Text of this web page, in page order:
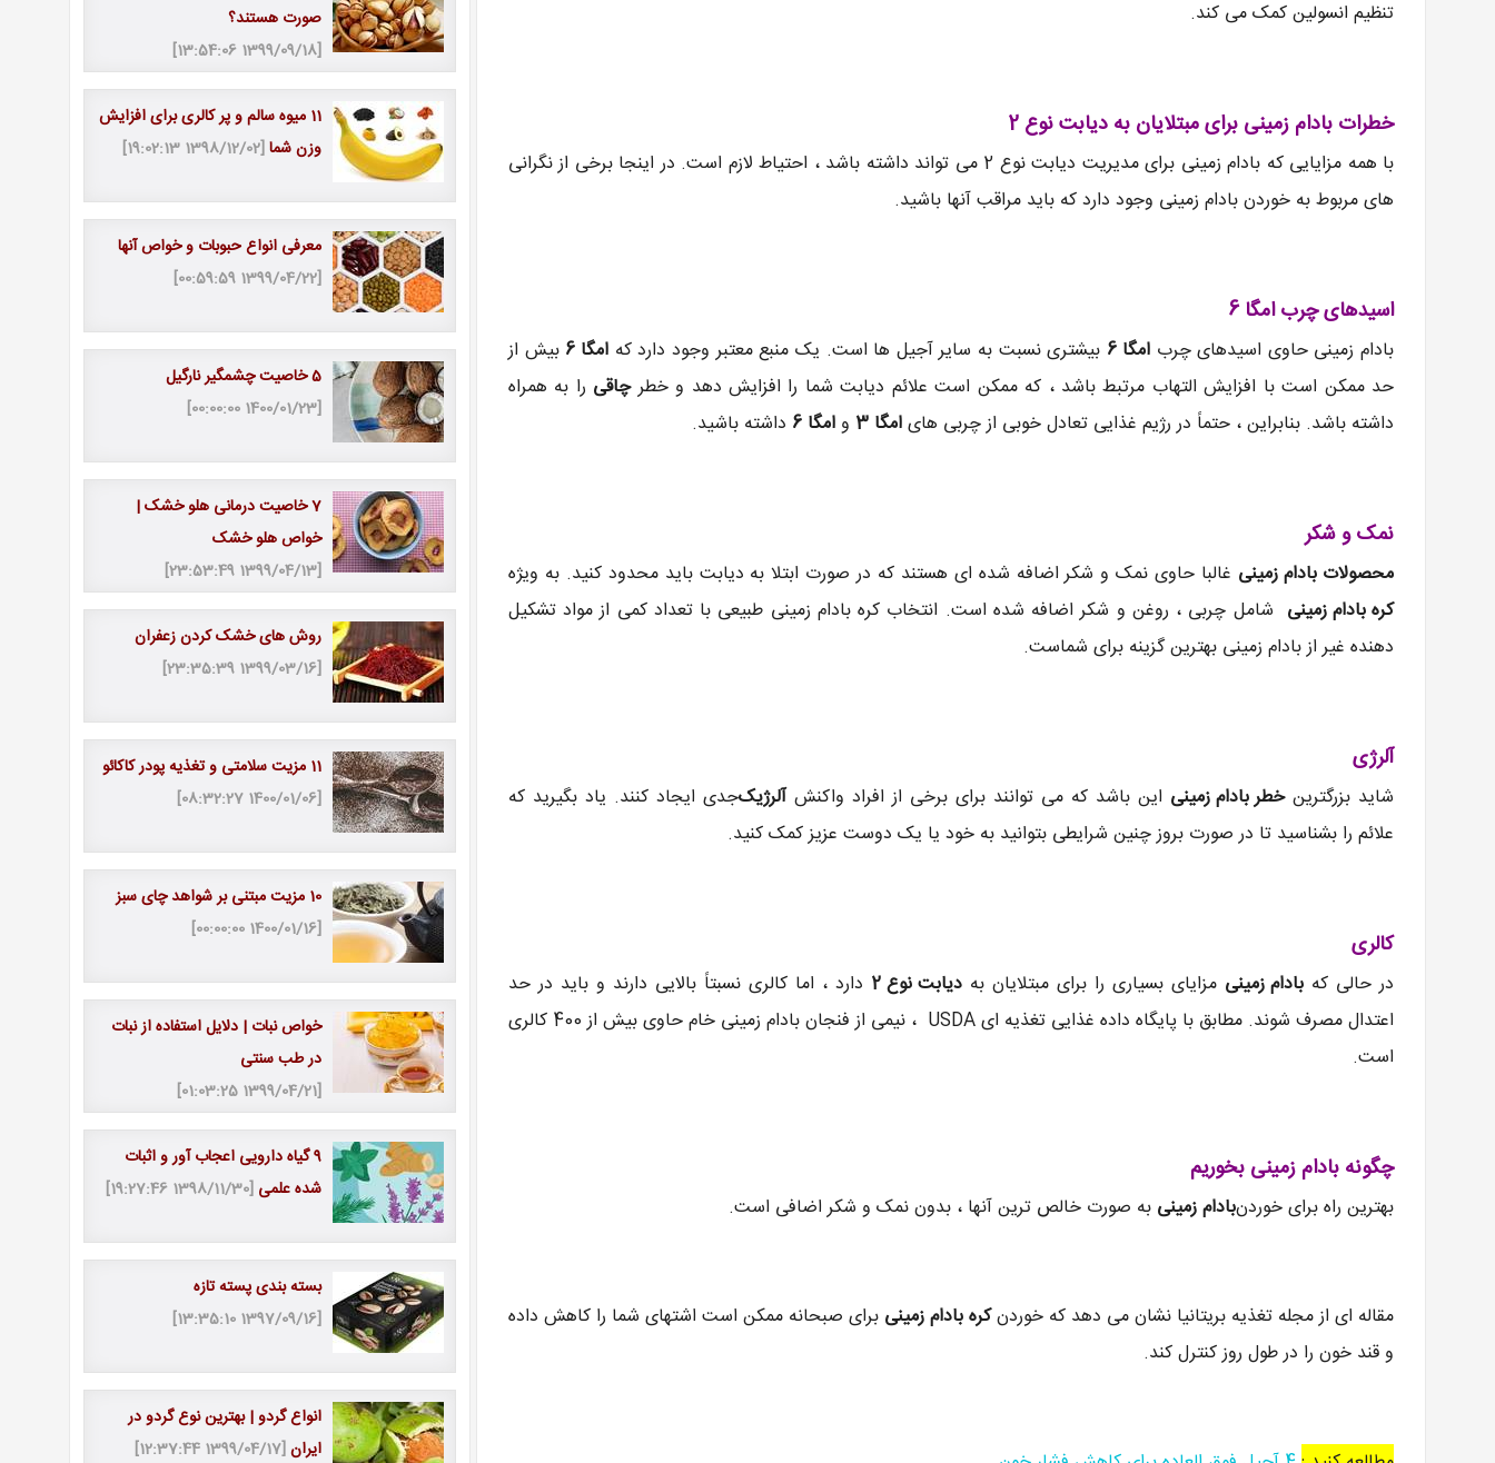
تنظیم انسولین کمک می کند.
خطرات بادام زمینی برای مبتلایان به دیابت نوع 2
با همه مزایایی که بادام زمینی برای مدیریت دیابت نوع 2 می تواند داشته باشد ، احتیاط لازم است. در اینجا برخی از نگرانی
های مربوط به خوردن بادام زمینی وجود دارد که باید مراقب آنها باشید.
اسیدهای چرب امگا 6
بادام زمینی حاوی اسیدهای چربامگا 6 بیشتری نسبت به سایر آجیل ها است. یک منبع معتبر وجود دارد که امگا 6
بیش از
حد ممکن است با افزایش التهاب مرتبط باشد ، که ممکن است علائم دیابت شما را افزایش دهد و خطرچاقی را به همراه
داشته باشد. بنابراین ، حتماً در رژیم غذایی تعادل خوبی از چربی هایامگا 3 وامگا 6 داشته باشید.
نمک و شکر
محصولات بادام زمینی غالبا حاوی نمک و شکر اضافه شده ای هستند که در صورت ابتلا به دیابت باید محدود کنید. به ویژه
کره بادام زمینی شامل چربی ، روغن و شکر اضافه شده است. انتخاب کره بادام زمینی طبیعی با تعداد کمی از مواد تشکیل
دهنده غیر از بادام زمینی بهترین گزینه برای شماست.
آلرژی
شاید بزرگترینخطر بادام زمینی این باشد که می توانند برای برخی از افراد واکنشآلرژیکجدی ایجاد کنند. یاد بگیرید که
علائم را بشناسید تا در صورت بروز چنین شرایطی بتوانید به خود یا یک دوست عزیز کمک کنید.
کالری
در حالی که بادام زمینی مزایای بسیاری را برای مبتلایان به دیابت نوع 2
دارد ، اما کالری نسبتاً بالایی دارند و باید در حد
اعتدال مصرف شوند. مطابق با پایگاه داده غذایی تغذیه ای USDA ، نیمی از فنجان بادام زمینی خام حاوی بیش از 400 کالری
است.
چگونه بادام زمینی بخوریم
بهترین راه برای خوردنبادام زمینی به صورت خالص ترین آنها ، بدون نمک و شکر اضافی است.
مقاله ای از مجله تغذیه بریتانیا نشان می دهد که خوردنکره بادام زمینی برای صبحانه ممکن است اشتهای شما را کاهش داده
و قند خون را در طول روز کنترل کند.
صورت هستند؟
[1399/09/18 13:54:06]
11 میوه سالم و پر کالری برای افزایش
وزن شما[1398/12/02 19:02:13]
معرفی انواع حبوبات و خواص آنها
[1399/04/22 00:59:59]
5 خاصیت چشمگیر نارگیل
[1400/01/23 00:00:00]
7 خاصیت درمانی هلو خشک |
خواص هلو خشک
[1399/04/13 23:53:49]
روش های خشک کردن زعفران
[1399/03/16 23:35:39]
11 مزیت سلامتی و تغذیه پودر کاکائو
[1400/01/06 08:32:27]
10 مزیت مبتنی بر شواهد چای سبز
[1400/01/16 00:00:00]
خواص نبات | دلایل استفاده از نبات
در طب سنتی
[1399/04/21 01:03:25]
9 گیاه دارویی اعجاب آور و اثبات
شده علمی [1398/11/30 19:27:46]
بسته بندی پسته تازه
[1397/09/16 13:35:10]
انواع گردو | بهترین نوع گردو در
ایران[1399/04/17 12:37:44]